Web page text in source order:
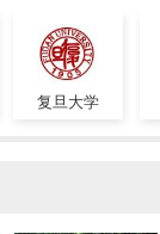
复旦大学